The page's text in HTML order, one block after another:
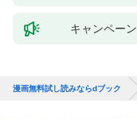
キャンペーン
漫画無料試し読みならdブック